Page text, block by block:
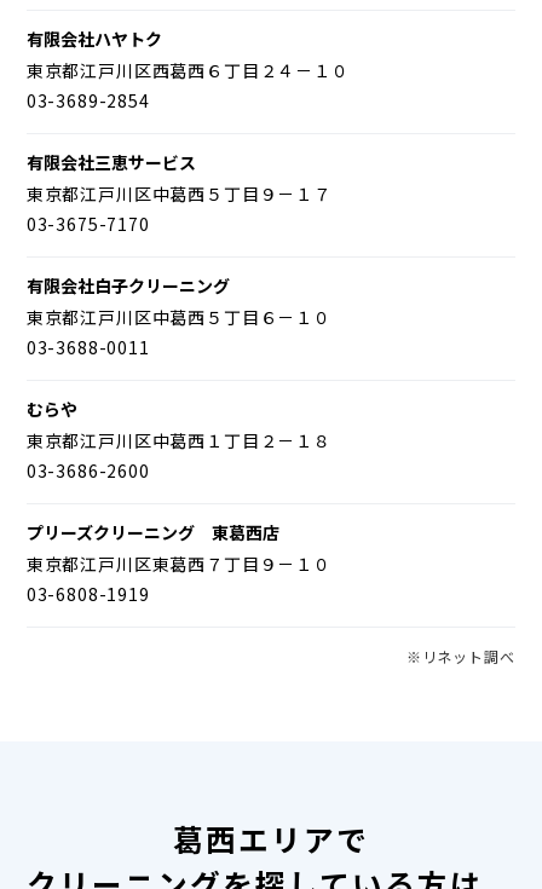
有限会社ハヤトク
東京都江戸川区西葛西６丁目２４－１０
03-3689-2854
有限会社三恵サービス
東京都江戸川区中葛西５丁目９－１７
03-3675-7170
有限会社白子クリーニング
東京都江戸川区中葛西５丁目６－１０
03-3688-0011
むらや
東京都江戸川区中葛西１丁目２－１８
03-3686-2600
プリーズクリーニング 東葛西店
東京都江戸川区東葛西７丁目９－１０
03-6808-1919
※リネット調べ
葛西エリアで